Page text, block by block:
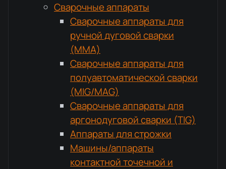
Сварочные аппараты
Сварочные аппараты для
ручной дуговой сварки
(MMA)
Сварочные аппараты для
полуавтоматической сварки
(MIG/MAG)
Сварочные аппараты для
аргонодуговой сварки (TIG)
Аппараты для строжки
Машины/аппараты
контактной точечной и